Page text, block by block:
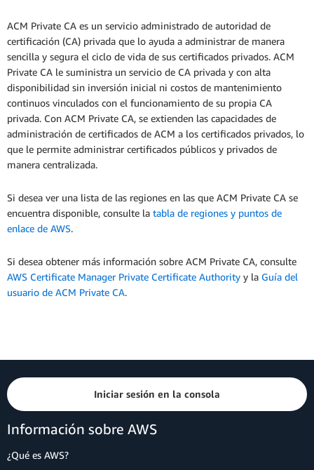
ACM Private CA es un servicio administrado de autoridad de
certificación (CA) privada que lo ayuda a administrar de manera
sencilla y segura el ciclo de vida de sus certificados privados. ACM
Private CA le suministra un servicio de CA privada y con alta
disponibilidad sin inversión inicial ni costos de mantenimiento
continuos vinculados con el funcionamiento de su propia CA
privada. Con ACM Private CA, se extienden las capacidades de
administración de certificados de ACM a los certificados privados, lo
que le permite administrar certificados públicos y privados de
manera centralizada.
Si desea ver una lista de las regiones en las que ACM Private CA se
encuentra disponible, consulte la tabla de regiones y puntos de
enlace de AWS.
Si desea obtener más información sobre ACM Private CA, consulte
AWS Certificate Manager Private Certificate Authority y la Guía del
usuario de ACM Private CA.
Iniciar sesión en la consola
Información sobre AWS
¿Qué es AWS?